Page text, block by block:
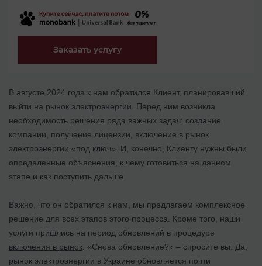
Заказать услугу
В августе 2024 года к нам обратился Клиент, планировавший
выйти на рынок электроэнергии . Перед ним возникла
необходимость решения ряда важных задач: создание
компании, получение лицензии, включение в рынок
электроэнергии «под ключ». И, конечно, Клиенту нужны были
определенные объяснения, к чему готовиться на данном
этапе и как поступить дальше.
Важно, что он обратился к нам, мы предлагаем комплексное
решение для всех этапов этого процесса. Кроме того, наши
услуги пришлись на период обновлений в процедуре
включения в рынок . «Снова обновление?» – спросите вы. Да,
рынок электроэнергии в Украине обновляется почти